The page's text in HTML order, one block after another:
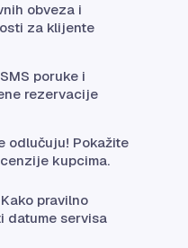
obveza i
za klijente
poruke i
rezervacije
odlučuju! Pokažite
kupcima.
pravilno
datume servisa